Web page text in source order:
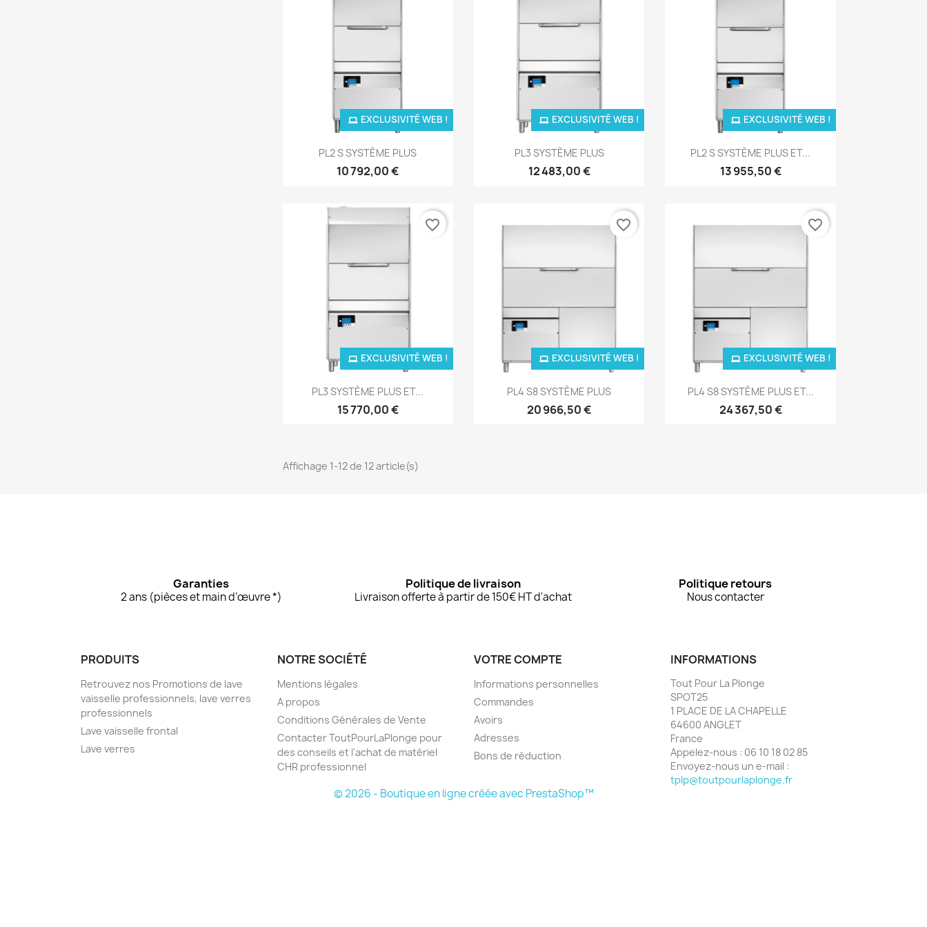
Aperçu rapide
PL2 S SYSTÈME PLUS
10 792,00 €
EXCLUSIVITÉ WEB !
Aperçu rapide
PL3 SYSTÈME PLUS
12 483,00 €
EXCLUSIVITÉ WEB !
Aperçu rapide
PL2 S SYSTÈME PLUS ET...
13 955,50 €
EXCLUSIVITÉ WEB !
Aperçu rapide
PL3 SYSTÈME PLUS ET...
15 770,00 €
EXCLUSIVITÉ WEB !
favorite_border
Aperçu rapide
PL4 S8 SYSTÈME PLUS
20 966,50 €
EXCLUSIVITÉ WEB !
favorite_border
Aperçu rapide
PL4 S8 SYSTÈME PLUS ET...
24 367,50 €
EXCLUSIVITÉ WEB !
favorite_border
Affichage 1-12 de 12 article(s)
Garanties
2 ans (pièces et main d’œuvre *)
Politique de livraison
Livraison offerte à partir de 150€ HT d'achat
Politique retours
Nous contacter
PRODUITS
Retrouvez nos Promotions de lave
vaisselle professionnels, lave verres
professionnels
Lave vaisselle frontal
Lave verres
NOTRE SOCIÉTÉ
Mentions légales
A propos
Conditions Générales de Vente
Contacter ToutPourLaPlonge pour
des conseils et l'achat de matériel
CHR professionnel
VOTRE COMPTE
Informations personnelles
Commandes
Avoirs
Adresses
Bons de réduction
INFORMATIONS
Tout Pour La Plonge
SPOT25
1 PLACE DE LA CHAPELLE
64600 ANGLET
France
Appelez-nous : 06 10 18 02 85
Envoyez-nous un e-mail :
tplp@toutpourlaplonge.fr
© 2026 - Boutique en ligne créée avec PrestaShop™